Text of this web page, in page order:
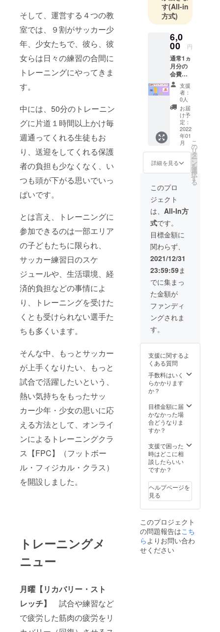
そして、運営する４つの教
室では、９割がサッカー少
年、少女たちで、彼ら、彼
女らは日々の練習の合間に
トレーニングにやってきま
す。
中には、50分のトレーニン
グに片道１時間以上かけ毎
週通ってくれる生徒もお
り、送迎をしてくれる保護
者の負担も少なくなく、い
つも頭が下がる思いでいっ
ぱいです。
とは言え、トレーニングに
参加できるのは一部エリア
の子どもたちに限られ、
サッカー練習日のスケ
ジュールや、生活環境、経
済的負担などの事情によ
り、トレーニングを受けた
くとも受けられない選手た
ちも多くいます。
そんな中、もっとサッカー
が上手くなりたい、もっと
試合で活躍したいという、
熱い気持ちをもったサッ
カー少年・少女の思いに応
える方法として、オンライ
ンによるトレーニングクラ
ス【FPC】（フットボー
ル・フィジカル・クラス）
を開設しました。
トレーニングメ
ニュー
月曜【リカバリー・スト
レッチ】
試合や練習など
で疲労した筋肉の疲労をリ
など8チーム
と運営する
て、年間
18,000人へ
指導してい
ます。
指導実績
・2015年
広島県国体
（少年）ア
スレティッ
クトレー
ナー帯同
・2017年
広島県高校
サッカー新
人戦優勝
広島山陽高
校サッカー
部
・2018年
全国高校
サッカー選
手権３位
広島瀬戸内
高校サッ
カー部
・2020年
広島県高校
サッカー新
人戦優勝
広島瀬戸内
高校サッ
・2020年
広島県高校
サッカー新
人戦優勝
広島山陽高
校サッカー
部（女子）
・2021年
高校サッ
カー選手権
広島県大会
優勝 広島
瀬戸内高校
サッカー部
す(All-in
方式)
6,0
00 円
通常1ヵ
月分の
会費
（2,980
円）
を、継
続する
ことで
結果が
出やす
い3ヵ月
分とし
て、割
引価格
で提供
す。
3ヶ月会
員
8,940円
が、
6,000
円
（67.1
%）
※3ヵ月
間は1回
100円
支援
者：
0人
お届
け予
定：
2022
年01
月
詳細を見る
こ
の
リ
タ
ー
ン
を
選
択
す
る
このプロ
ジェクト
は、 All-In方
式です。
目標金額に
関わらず、
2021/12/31
23:59:59ま
でに集まっ
た金額が
ファンディ
ングされま
す。
支援に関するよ
くある質問
手数料はいく
らかかります
か？
目標金額に届
かなかった場
合どうなりま
すか？
支援で困った
時はどこに相
談したらいい
ですか？
ヘルプページを
見る
このプロジェクト
の問題報告はこち
らよりお問い合わ
せください